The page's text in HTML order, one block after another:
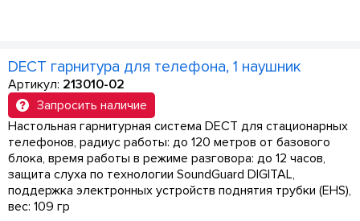
DECT гарнитура для телефона, 1 наушник
Артикул: 213010-02
Запросить наличие
Настольная гарнитурная система DECT для стационарных
телефонов, радиус работы: до 120 метров от базового
блока, время работы в режиме разговора: до 12 часов,
защита слуха по технологии SoundGuard DIGITAL,
поддержка электронных устройств поднятия трубки (EHS),
вес: 109 гр